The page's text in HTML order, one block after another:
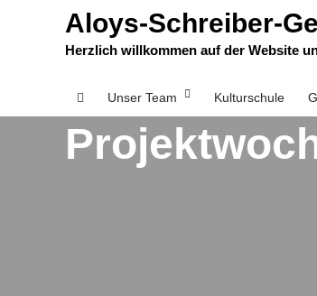
Aloys-Schreiber-
Herzlich willkommen auf der Website
Unser Team Kulturschule